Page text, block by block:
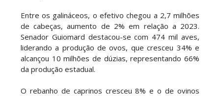
Entre os galináceos, o efetivo chegou a 2,7 milhões
de cabeças, aumento de 2% em relação a 2023.
Senador Guiomard destacou-se com 474 mil aves,
liderando a produção de ovos, que cresceu 34% e
alcançou 10 milhões de dúzias, representando 66%
da produção estadual.
O rebanho de caprinos cresceu 8% e o de ovinos